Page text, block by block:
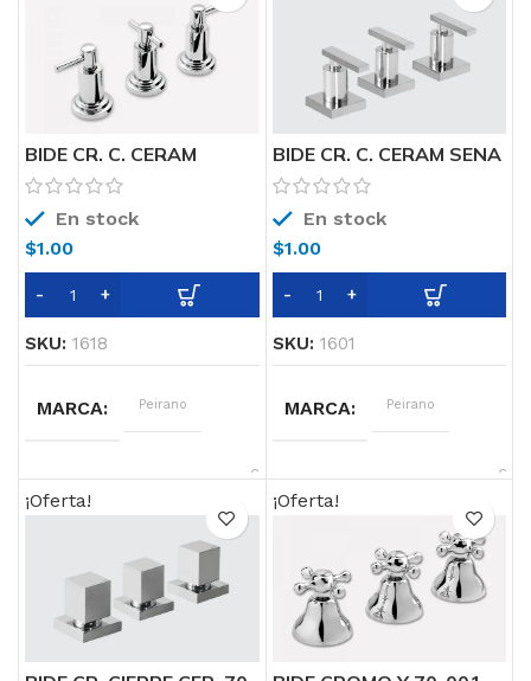
Valencia
COLOR Cromo
Courel
COLOR Cromo
BIDE CR. C. CERAM
COUREL LEVER 320/L
Peirano
En stock
$1.00
SKU: 1618
MARCA Peirano
CARACTERISTICAS
Cierre
cerámico
Courel Lever
COLOR Cromo
BIDE CR. C. CERAM SENA
70-163 Peirano
En stock
$1.00
SKU: 1601
MARCA Peirano
CARACTERISTICAS
Sena
COLOR Cromo
¡Oferta! ¡Oferta!